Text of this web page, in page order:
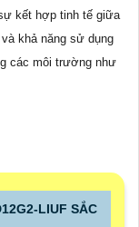
kết hợp tinh tế giữa
khả năng sử dụng
các môi trường như
LIUF SẮC